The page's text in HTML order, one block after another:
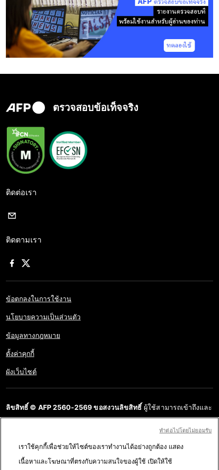
ตรวจสอบข้อเท็จจริง
ติดต่อเรา
ติดตามเรา
ข้อตกลงในการใช้งาน
นโยบายความเป็นส่วนตัว
ข้อมูลทางกฎหมาย
ตั้งค่าคุกกี้
ผังเว็บไซต์
ลิขสิทธิ์ © AFP 2560-2569 ขอสงวนลิขสิทธิ์ ผู้ใช้สามารถเข้าถึงและ
นำเนื้อหาบนเว็บไซต์ของ AFP ไปเผยแพร่ต่อโดยไม่ได้รับอนุญาตก่อน
ในวัตถุประสงค์อื่น โดยเฉพาะการนำไปผลิตซ้ำ การใช้เพื่อสื่อสารกับ
เราใช้คุกกี้เพื่อช่วยให้ไซต์ของเราทำงานได้อย่างถูกต้อง แสดง
เนื้อหาและโฆษณาที่ตรงกับความสนใจของผู้ใช้ เปิดให้ใช้
ทําต่อไปโดยไม่ยอมรับ